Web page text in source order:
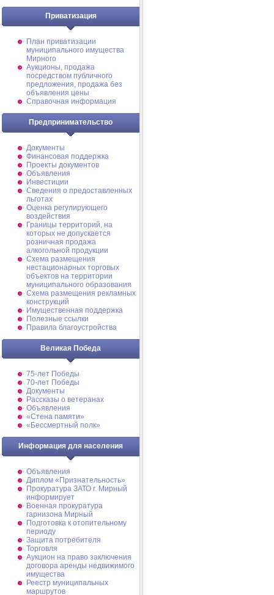
Приватизация
План приватизации
муниципального имущества
Мирного
Аукционы, продажа
посредством публичного
предложения, продажа без
объявления цены
Справочная информация
Предпринимательство
Документы
Финансовая поддержка
Проекты документов
Объявления
Инвестиции
Сведения о предоставленных
льготах
Оценка регулирующего
воздействия
Границы территорий, на
которых не допускается
розничная продажа
алкогольной продукции
Схема размещения
нестационарных торговых
объектов на территории
муниципального образования
Схема размещения рекламных
конструкций
Имущественная поддержка
Полезные ссылки
Правила благоустройства
Великая Победа
75-лет Победы
70-лет Победы
Документы
Рассказы о ветеранах
Объявления
«Стена памяти»
«Бессмертный полк»
Информация для населения
Объявления
Диплом «Признательность»
Прокуратура ЗАТО г. Мирный
информирует
Военная прокуратура
гарнизона Мирный
Подготовка к отопительному
периоду
Защита потребителя
Торговля
Аукцион на право заключения
договора аренды недвижимого
имущества
Реестр муниципальных
маршрутов